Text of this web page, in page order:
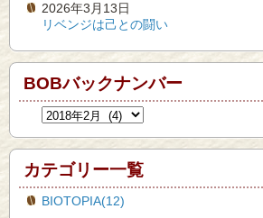
2026年3月13日
リベンジは己との闘い
BOBバックナンバー
カテゴリー一覧
BIOTOPIA(12)